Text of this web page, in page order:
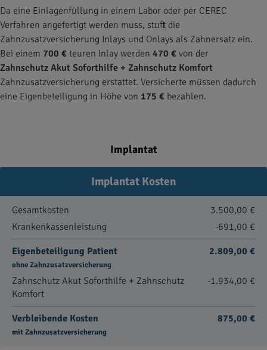
Da eine Einlagenfüllung in einem Labor oder per CEREC
Verfahren angefertigt werden muss, stuft die
Zahnzusatzversicherung Inlays und Onlays als Zahnersatz ein.
Bei einem 700 € teuren Inlay werden 470 € von der
Zahnschutz Akut Soforthilfe + Zahnschutz Komfort
Zahnzusatzversicherung erstattet. Versicherte müssen dadurch
eine Eigenbeteiligung in Höhe von 175 € bezahlen.
Implantat
Implantat Kosten
Gesamtkosten
3.500,00 €
Krankenkassenleistung
-691,00 €
Eigenbeteiligung Patient
ohne Zahnzusatzversicherung
2.809,00 €
Zahnschutz Akut Soforthilfe + Zahnschutz
Komfort
-1.934,00 €
Verbleibende Kosten
mit Zahnzusatzversicherung
875,00 €